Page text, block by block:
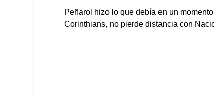
Peñarol hizo lo que debía en un
Corinthians, no pierde distancia con